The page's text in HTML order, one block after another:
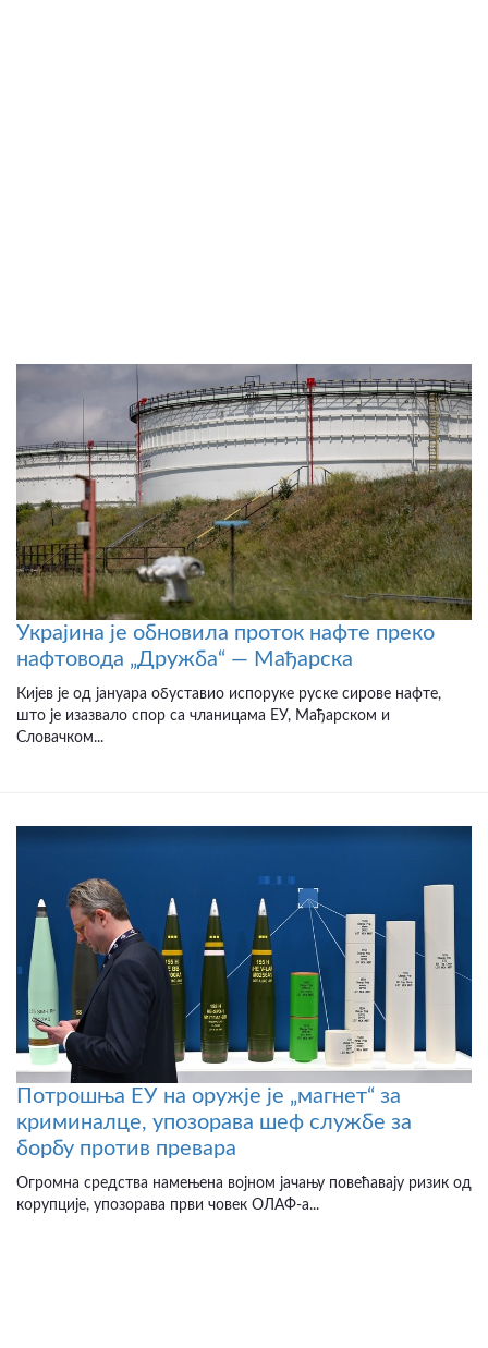
Украјина је обновила проток нафте преко
нафтовода „Дружба“ — Мађарска
Кијев је од јануара обуставио испоруке руске сирове нафте,
што је изазвало спор са чланицама ЕУ, Мађарском и
Словачком...
Потрошња ЕУ на оружје је „магнет“ за
криминалце, упозорава шеф службе за
борбу против превара
Огромна средства намењена војном јачању повећавају ризик од
корупције, упозорава први човек ОЛАФ-а...